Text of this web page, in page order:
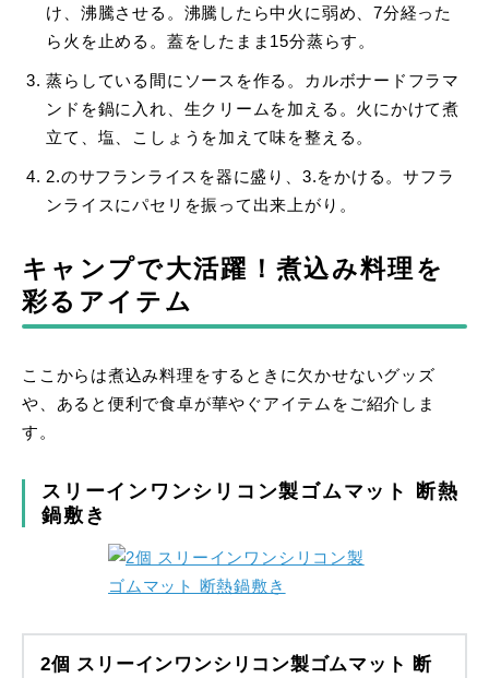
け、沸騰させる。沸騰したら中火に弱め、7分経った
ら火を止める。蓋をしたまま15分蒸らす。
蒸らしている間にソースを作る。カルボナードフラマ
ンドを鍋に入れ、生クリームを加える。火にかけて煮
立て、塩、こしょうを加えて味を整える。
2.のサフランライスを器に盛り、3.をかける。サフラ
ンライスにパセリを振って出来上がり。
キャンプで大活躍！煮込み料理を
彩るアイテム
ここからは煮込み料理をするときに欠かせないグッズ
や、あると便利で食卓が華やぐアイテムをご紹介しま
す。
スリーインワンシリコン製ゴムマット 断熱
鍋敷き
2個 スリーインワンシリコン製ゴムマット 断